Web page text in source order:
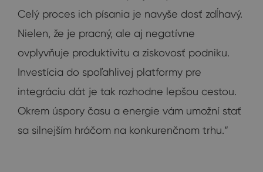
Celý proces ich písania je navyše dosť zdĺhavý.
Nielen, že je pracný, ale aj negatívne
ovplyvňuje produktivitu a ziskovosť podniku.
Investícia do spoľahlivej platformy pre
integráciu dát je tak rozhodne lepšou cestou.
Okrem úspory času a energie vám umožní stať
sa silnejším hráčom na konkurenčnom trhu.“